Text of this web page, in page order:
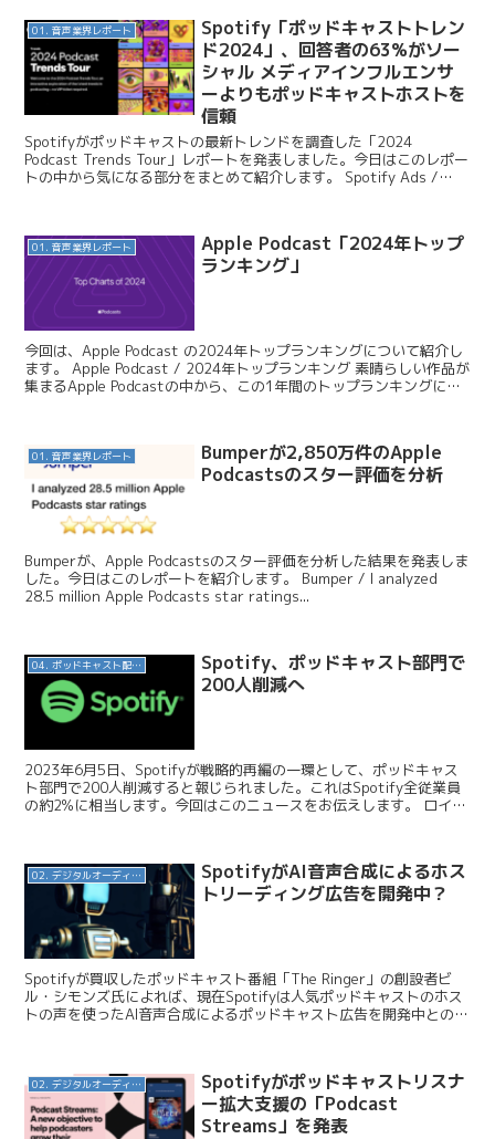
01. 音声業界レポート
Spotify「ポッドキャストトレン
ド2024」、回答者の63%がソー
シャル メディアインフルエンサ
ーよりもポッドキャストホストを
信頼
Spotifyがポッドキャストの最新トレンドを調査した「2024
Podcast Trends Tour」レポートを発表しました。今日はこのレポー
トの中から気になる部分をまとめて紹介します。 Spotify Ads /
01. 音声業界レポート
Apple Podcast「2024年トップ
ランキング」
今回は、Apple Podcast の2024年トップランキングについて紹介し
ます。 Apple Podcast / 2024年トップランキング 素晴らしい作品が
集まるApple Podcastの中から、この1年間のトップランキングに入
01. 音声業界レポート
Bumperが2,850万件のApple
Podcastsのスター評価を分析
Bumperが、Apple Podcastsのスター評価を分析した結果を発表しま
した。今日はこのレポートを紹介します。 Bumper / I analyzed
28.5 million Apple Podcasts star ratings...
04. ポッドキャスト配信・制作等
Spotify、ポッドキャスト部門で
200人削減へ
2023年6月5日、Spotifyが戦略的再編の一環として、ポッドキャス
ト部門で200人削減すると報じられました。これはSpotify全従業員
の約2%に相当します。今回はこのニュースをお伝えします。 ロイタ
02. デジタルオーディオ広告（音声広告）
SpotifyがAI音声合成によるホス
トリーディング広告を開発中？
Spotifyが買収したポッドキャスト番組「The Ringer」の創設者ビ
ル・シモンズ氏によれば、現在Spotifyは人気ポッドキャストのホス
トの声を使ったAI音声合成によるポッドキャスト広告を開発中とのこ
02. デジタルオーディオ広告（音声広告）
Spotifyがポッドキャストリスナ
ー拡大支援の「Podcast
Streams」を発表